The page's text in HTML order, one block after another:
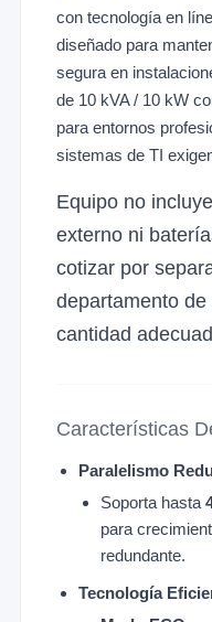
con tecnología en
diseñado para
segura en
de 10 kVA / 10 kW
para entornos
sistemas de TI
Equipo no
externo ni
cotizar por
departamento
cantidad
Características
Paralelismo
Soporta hasta
para
redundante.
Tecnología